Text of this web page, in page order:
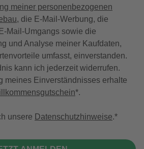
meiner personenbezogenen
, die E-Mail-Werbung, die
Mail-Umgangs sowie die
und Analyse meiner Kaufdaten,
umfasst, einverstanden.
kann ich jederzeit widerrufen.
meines Einverständnisses erhalte
*.
unsere Datenschutzhinweise.